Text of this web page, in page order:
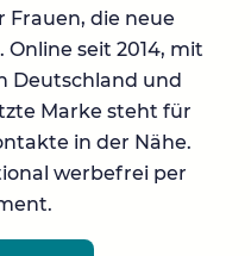
die neue
seit 2014, mit
Deutschland und
Marke steht für
in der Nähe.
werbefrei per